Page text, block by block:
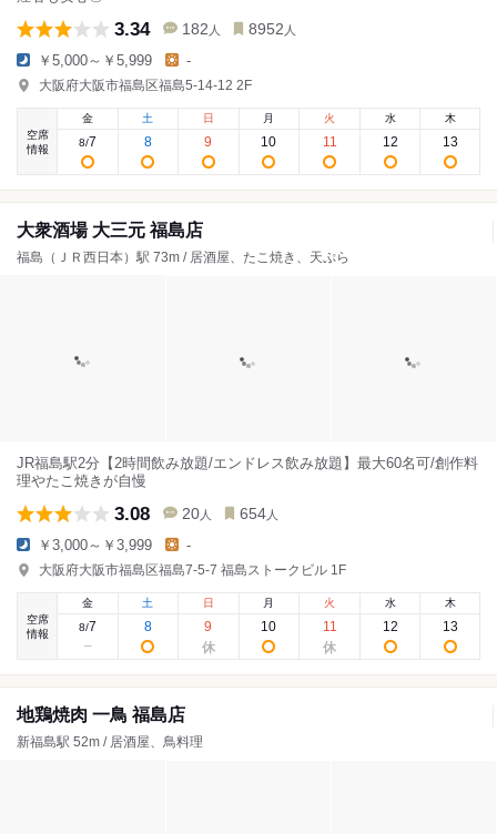
3.34 182 人 8952 人
￥5,000～￥5,999 -
大阪府大阪市福島区福島5-14-12 2F
空席
情報
金
8/7
土
8
日
9
月
10
火
11
水
12
木
13
大衆酒場 大三元 福島店
福島（ＪＲ西日本）駅 73m / 居酒屋、たこ焼き、天ぷら
JR福島駅2分【2時間飲み放題/エンドレス飲み放題】最大60名可/創作料
理やたこ焼きが自慢
3.08 20 人 654 人
￥3,000～￥3,999 -
大阪府大阪市福島区福島7-5-7 福島ストークビル 1F
空席
情報
金
8/7
土
8
日
9
月
10
火
11
水
12
木
13
地鶏焼肉 一鳥 福島店
新福島駅 52m / 居酒屋、鳥料理